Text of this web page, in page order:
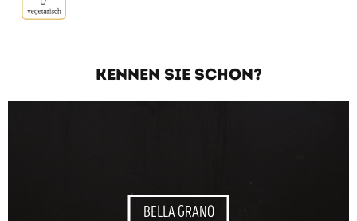
KENNEN SIE SCHON?
BELLA GRANO